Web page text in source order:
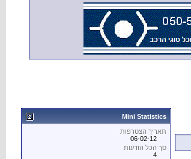
Mini Statistics
תאריך הצטרפות
06-02-12
סך הכל הודעות
4